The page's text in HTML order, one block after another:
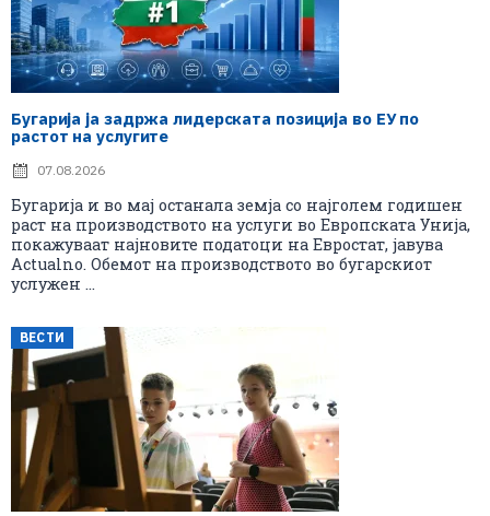
Бугарија ја задржа лидерската позиција во ЕУ по
растот на услугите
07.08.2026
Бугарија и во мај останала земја со најголем годишен
раст на производството на услуги во Европската Унија,
покажуваат најновите податоци на Евростат, јавува
Actualno. Обемот на производството во бугарскиот
услужен ...
ВЕСТИ